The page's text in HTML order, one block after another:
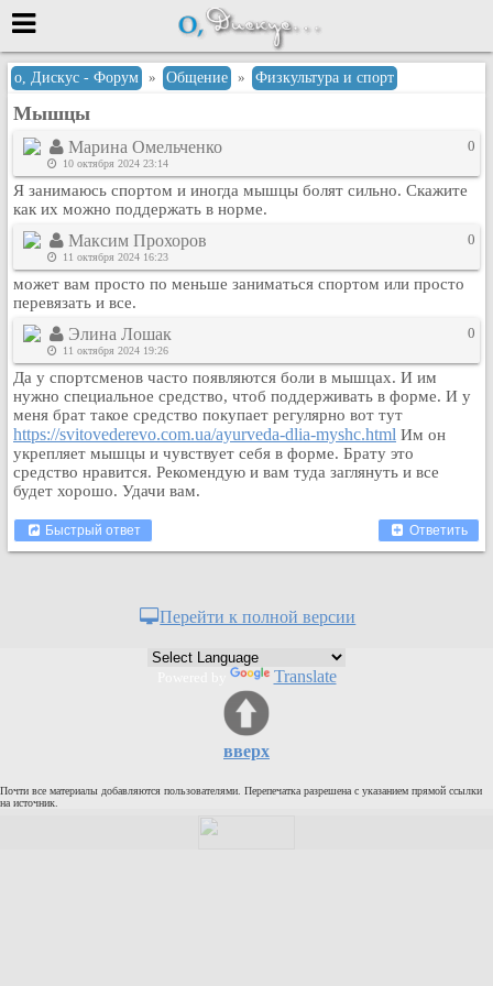
Меню
или войти через
Вход с 7ooo.ru
Регистрация
Забыли пароль?
Данные авторизации одинаковые с
сайтом 7ooo.ru
Форумы
Главная
Поиск
Новые сообщения
Беседы
Игры
Физкультура и спорт
Домашние питомцы
Группы
о, Дискус - Форум » Общение » Физкультура и спорт
Мышцы
Марина Омельченко
10 октября 2024 23:14
0
Я занимаюсь спортом и иногда мышцы болят сильно. Скажите
как их можно поддержать в норме.
Максим Прохоров
11 октября 2024 16:23
0
может вам просто по меньше заниматься спортом или просто
перевязать и все.
Элина Лошак
11 октября 2024 19:26
0
Да у спортсменов часто появляются боли в мышцах. И им
нужно специальное средство, чтоб поддерживать в форме. И у
меня брат такое средство покупает регулярно вот тут
https://svitovederevo.com.ua/ayurveda-dlia-myshc.html Им он
укрепляет мышцы и чувствует себя в форме. Брату это
средство нравится. Рекомендую и вам туда заглянуть и все
будет хорошо. Удачи вам.
Быстрый ответ Ответить
Перейти к полной версии
Translate
вверх
Почти все материалы добавляются пользователями. Перепечатка разрешена с указанием прямой ссылки
на источник.